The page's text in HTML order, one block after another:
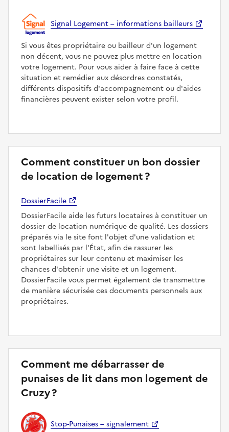
Signal Logement – informations bailleurs
Si vous êtes propriétaire ou bailleur d'un logement
non décent, vous ne pouvez plus mettre en location
votre logement. Pour vous aider à faire face à cette
situation et remédier aux désordres constatés,
différents dispositifs d'accompagnement ou d'aides
financières peuvent exister selon votre profil.
Comment constituer un bon dossier
de location de logement ?
DossierFacile
DossierFacile aide les futurs locataires à constituer un
dossier de location numérique de qualité. Les dossiers
préparés via le site font l'objet d'une validation et
sont labellisés par l'État, afin de rassurer les
propriétaires sur leur contenu et maximiser les
chances d'obtenir une visite et un logement.
DossierFacile vous permet également de transmettre
de manière sécurisée ces documents personnels aux
propriétaires.
Comment me débarrasser de
punaises de lit dans mon logement de
Cruzy ?
Stop-Punaises – signalement